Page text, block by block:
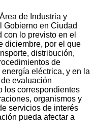
de Industria y
Gobierno en Ciudad
con lo previsto en el
diciembre, por el que
distribución,
de
eléctrica, y en la
evaluación
los correspondientes
organismos y
servicios de interés
pueda afectar a